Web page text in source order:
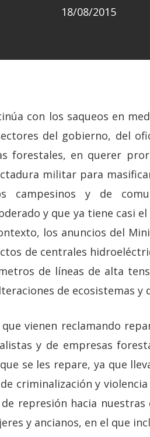
18/08/2015
con los saqueos en
del gobierno, del
forestales, en querer
militar para
campesinos y de
y que ya tiene casi
los anuncios del
de centrales
de líneas de alta
de ecosistemas
vienen reclamando
y de empresas
se les repare, ya que
criminalización y
represión hacia
y ancianos, en el que